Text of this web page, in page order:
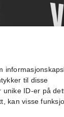
til disse
unike ID-er på
kan visse